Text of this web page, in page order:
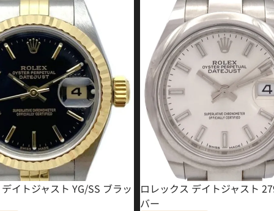
イトジャスト YG/SS ブラッ
ロレックス デイトジャスト
バー